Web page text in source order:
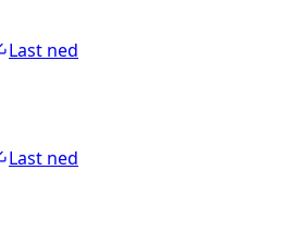
Last ned
Last ned